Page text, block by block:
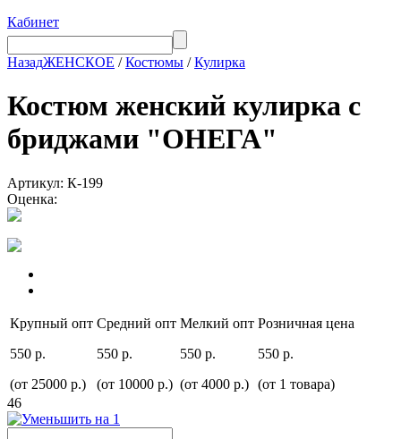
Кабинет
НазадЖЕНСКОЕ /Костюмы /Кулирка
Костюм женский кулирка с
бриджами "ОНЕГА"
Артикул: К-199
Оценка:
Крупный опт
550 р.
(от 25000 р.)
Средний опт
550 р.
(от 10000 р.)
Мелкий опт
550 р.
(от 4000 р.)
Розничная цена
550 р.
(от 1 товара)
46